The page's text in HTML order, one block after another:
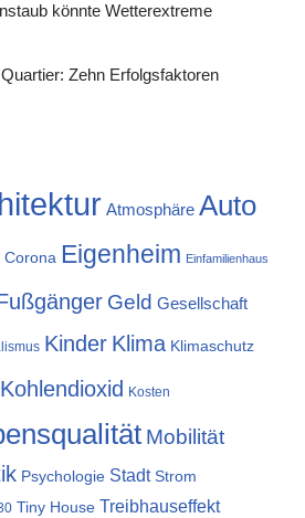
könnte Wetterextreme
Zehn Erfolgsfaktoren
Atmosphäre Auto
Corona Eigenheim Einfamilienhaus
Geld Gesellschaft
Kinder Klima Klimaschutz
Kohlendioxid Kosten
Mobilität
Psychologie Stadt Strom
Tiny House Treibhauseffekt